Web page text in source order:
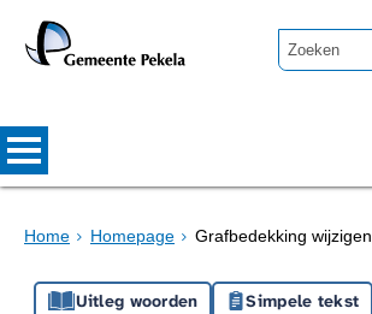
Home Homepage Grafbedekking wijzigen
Uitleg woorden Simpele tekst